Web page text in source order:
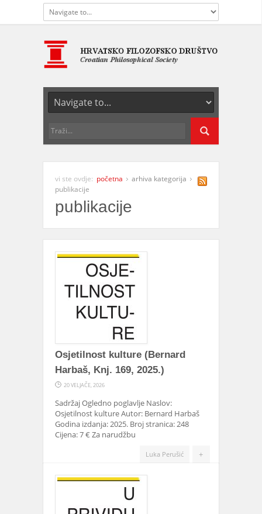
vi ste ovdje: početna
arhiva kategorija
publikacije
publikacije
Osjetilnost kulture (Bernard
Harbaš, Knj. 169, 2025.)
20 VELJAČE, 2026
Sadržaj Ogledno poglavlje Naslov:
Osjetilnost kulture Autor: Bernard Harbaš
Godina izdanja: 2025. Broj stranica: 248
Cijena: 7 € Za narudžbu
+
Luka Perušić